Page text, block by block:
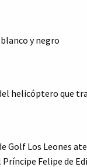
y negro
helicóptero que
Golf Los Leones
Felipe de